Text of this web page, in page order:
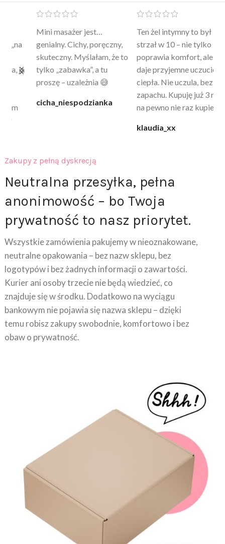
Mini masażer jest…
genialny. Cichy, poręczny,
skuteczny. Myślałam, że to
tylko „zabawka”, a tu
proszę – uzależnia 😅
cicha_niespodzianka
Ten żel intymny to był
strzał w 10 – nie tylko
poprawia komfort, ale też
daje przyjemne uczucie
ciepła. Nie uczula, bez
zapachu. Kupuję już 3 raz i
na pewno nie raz kupie
klaudia_xx
Zakupy z pełną dyskrecją
Neutralna przesyłka, pełna
anonimowość – bo Twoja
prywatność to nasz priorytet.
Wszystkie zamówienia pakujemy w nieoznakowane,
neutralne opakowania – bez nazw sklepu, bez
logotypów i bez żadnych informacji o zawartości.
Kurier ani osoby trzecie nie będą wiedzieć, co
znajduje się w środku. Dodatkowo na wyciągu
bankowym nie pojawia się nazwa sklepu – dzięki
temu robisz zakupy swobodnie, komfortowo i bez
obaw o prywatność.